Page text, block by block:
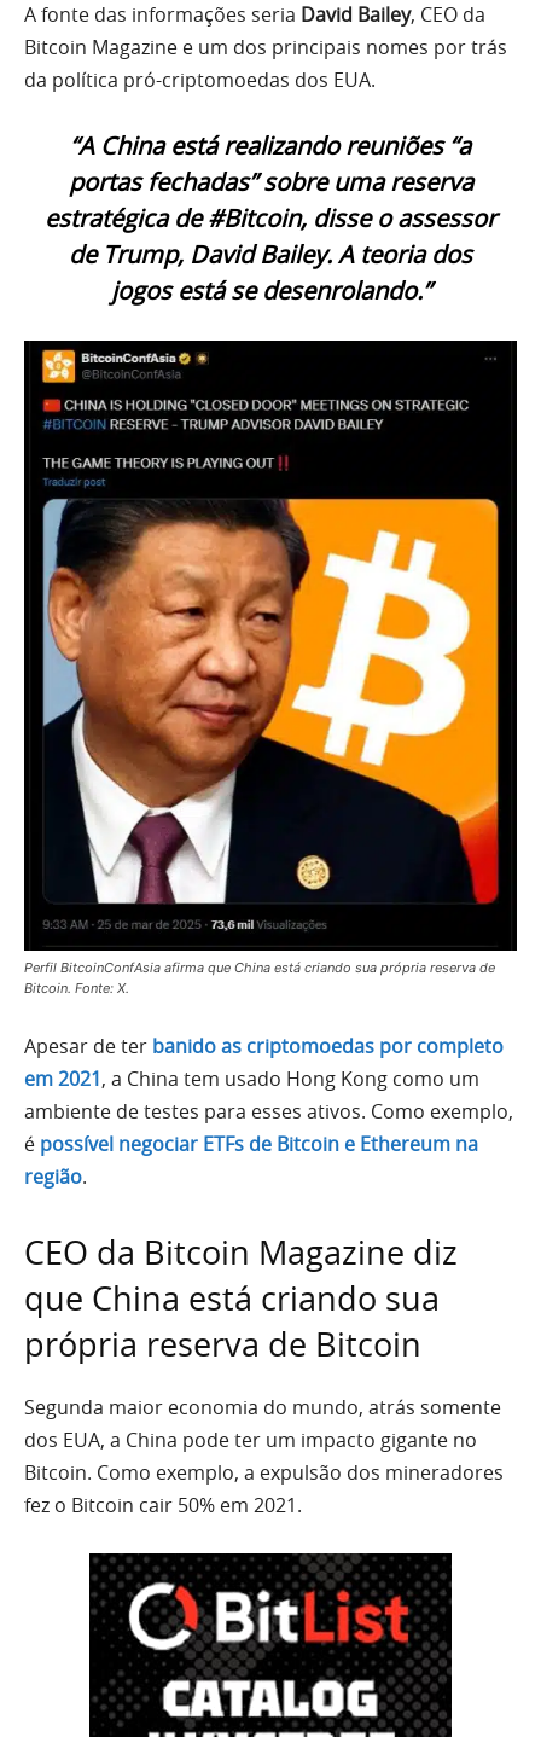
A fonte das informações seria David Bailey, CEO da
Bitcoin Magazine e um dos principais nomes por trás
da política pró-criptomoedas dos EUA.
“A China está realizando reuniões “a
portas fechadas” sobre uma reserva
estratégica de #Bitcoin, disse o assessor
de Trump, David Bailey. A teoria dos
jogos está se desenrolando.”
Perfil BitcoinConfAsia afirma que China está criando sua própria reserva de
Bitcoin. Fonte: X.
Apesar de ter banido as criptomoedas por completo
em 2021, a China tem usado Hong Kong como um
ambiente de testes para esses ativos. Como exemplo,
é possível negociar ETFs de Bitcoin e Ethereum na
região.
CEO da Bitcoin Magazine diz
que China está criando sua
própria reserva de Bitcoin
Segunda maior economia do mundo, atrás somente
dos EUA, a China pode ter um impacto gigante no
Bitcoin. Como exemplo, a expulsão dos mineradores
fez o Bitcoin cair 50% em 2021.